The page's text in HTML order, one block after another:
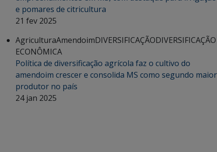
e pomares de citricultura
21 fev 2025
AgriculturaAmendoimDIVERSIFICAÇÃODIVERSIFICAÇÃO
ECONÔMICA
Política de diversificação agrícola faz o cultivo do
amendoim crescer e consolida MS como segundo maior
produtor no país
24 jan 2025